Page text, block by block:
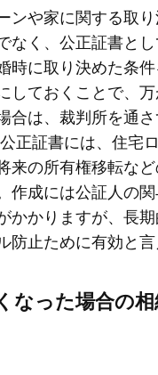
ンや家に関する取
なく、公正証書と
時に取り決めた条
しておくことで、
合は、裁判所を通
正証書には、住宅
来の所有権移転な
作成には公証人の
かかりますが、長
防止ために有効と言
なった場合の